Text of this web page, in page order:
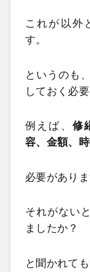
これが以外
す。
というのも
しておく必
例えば、 修
容、金額、
必要がありま
それがない
ましたか？
と聞かれて